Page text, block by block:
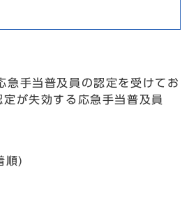
急手当普及員の認定を受けてお
が失効する応急手当普及員
順)